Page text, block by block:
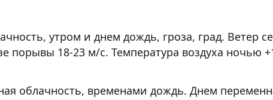
утром и днем дождь, гроза, град. Ветер
порывы 18-23 м/с. Температура воздуха ночью
облачность, временами дождь. Днем